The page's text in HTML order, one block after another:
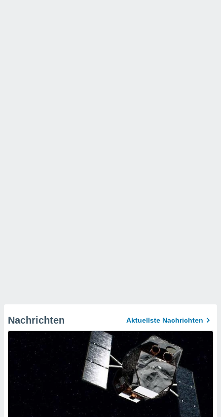
Nachrichten Aktuellste Nachrichten